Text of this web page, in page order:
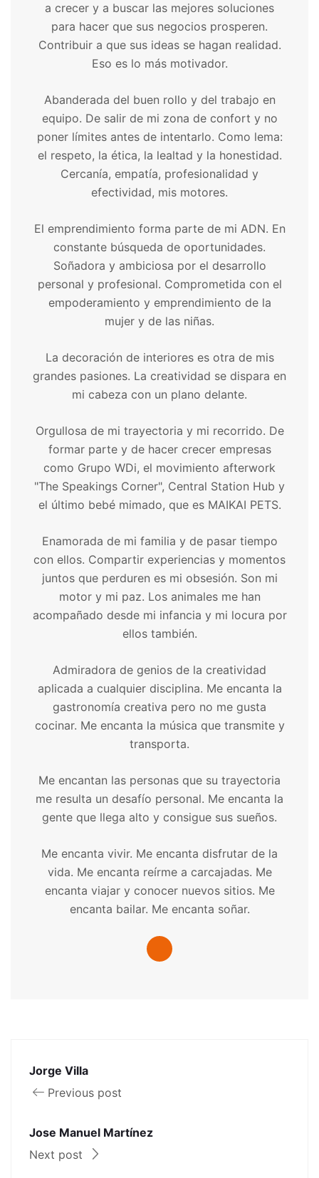
a crecer y a buscar las mejores soluciones
para hacer que sus negocios prosperen.
Contribuir a que sus ideas se hagan realidad.
Eso es lo más motivador.
Abanderada del buen rollo y del trabajo en
equipo. De salir de mi zona de confort y no
poner límites antes de intentarlo. Como lema:
el respeto, la ética, la lealtad y la honestidad.
Cercanía, empatía, profesionalidad y
efectividad, mis motores.
El emprendimiento forma parte de mi ADN. En
constante búsqueda de oportunidades.
Soñadora y ambiciosa por el desarrollo
personal y profesional. Comprometida con el
empoderamiento y emprendimiento de la
mujer y de las niñas.
La decoración de interiores es otra de mis
grandes pasiones. La creatividad se dispara en
mi cabeza con un plano delante.
Orgullosa de mi trayectoria y mi recorrido. De
formar parte y de hacer crecer empresas
como Grupo WDi, el movimiento afterwork
"The Speakings Corner", Central Station Hub y
el último bebé mimado, que es MAIKAI PETS.
Enamorada de mi familia y de pasar tiempo
con ellos. Compartir experiencias y momentos
juntos que perduren es mi obsesión. Son mi
motor y mi paz. Los animales me han
acompañado desde mi infancia y mi locura por
ellos también.
Admiradora de genios de la creatividad
aplicada a cualquier disciplina. Me encanta la
gastronomía creativa pero no me gusta
cocinar. Me encanta la música que transmite y
transporta.
Me encantan las personas que su trayectoria
me resulta un desafío personal. Me encanta la
gente que llega alto y consigue sus sueños.
Me encanta vivir. Me encanta disfrutar de la
vida. Me encanta reírme a carcajadas. Me
encanta viajar y conocer nuevos sitios. Me
encanta bailar. Me encanta soñar.
Jorge Villa
Previous post
Jose Manuel Martínez
Next post